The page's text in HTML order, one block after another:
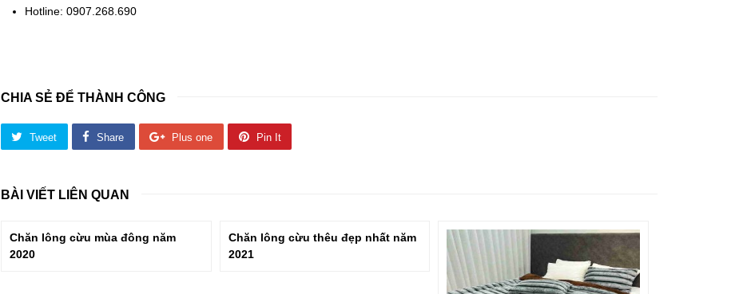
Hotline: 0907.268.690
CHIA SẺ ĐỂ THÀNH CÔNG
Tweet Share Plus one Pin It
BÀI VIẾT LIÊN QUAN
Chăn lông cừu mùa đông năm
2020
Chăn lông cừu thêu đẹp nhất năm
2021